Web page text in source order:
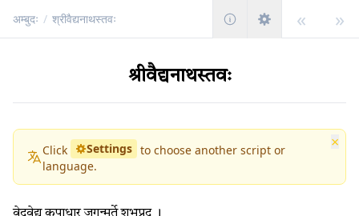
श्रीवैद्यनाथस्तवः
Click Settings to choose another script or
language.
×
अम्बुदः / श्रीवैद्यनाथस्तवः « »